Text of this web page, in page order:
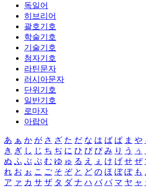
독일어
히브리어
괄호기호
학술기호
기술기호
첨자기호
라틴문자
러시아문자
단위기호
일반기호
로마자
아랍어
あ ぁ か が さ ざ た だ な は ば ぱ ま や
き ぎ し じ ち ぢ に ひ び ぴ み り う ぅ
ぬ ふ ぶ ぷ む ゆ ゅ る え ぇ け げ せ ぜ
れ お ぉ こ ご そ ぞ と ど の ほ ぼ ぽ も
ア ァ カ サ ザ タ ダ ナ ハ バ パ マ ヤ ャ